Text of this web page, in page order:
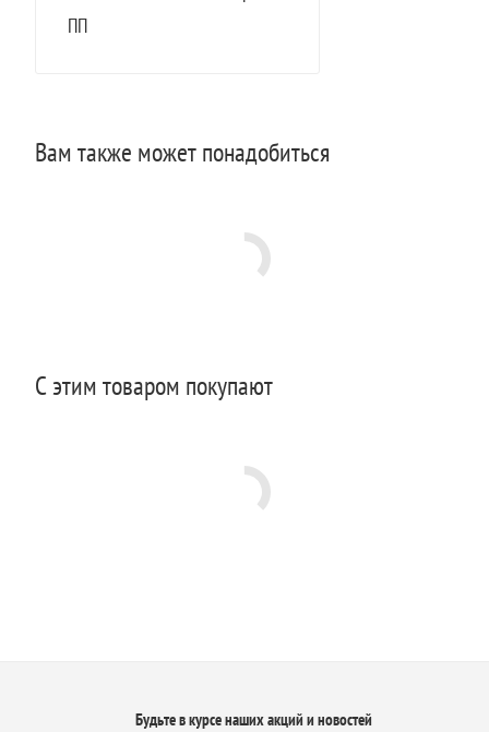
ПП
Вам также может понадобиться
С этим товаром покупают
Будьте в курсе наших акций и новостей